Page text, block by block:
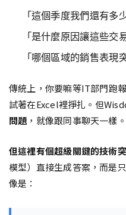
「這個季度我們還有多
「是什麼原因讓這些交
「哪個區域的銷售表現
傳統上，你要嘛等IT部門跑
試著在Excel裡掙扎。但
問題 ，就像跟同事聊天一樣。
但這裡有個超級關鍵的技術
模型）直接生成答案，而是
像是：